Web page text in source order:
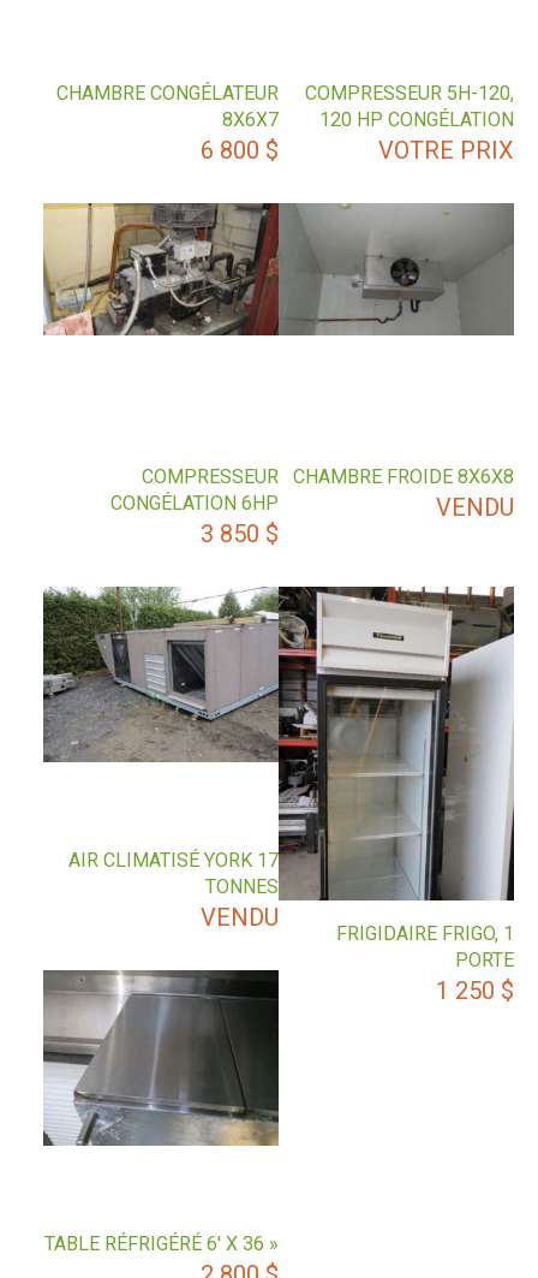
COMPRESSEUR 5H-120,
120 HP CONGÉLATION
VOTRE PRIX
CHAMBRE CONGÉLATEUR
8X6X7
6 800 $
CHAMBRE FROIDE 8X6X8
VENDU
COMPRESSEUR
CONGÉLATION 6HP
3 850 $
FRIGIDAIRE FRIGO, 1
PORTE
1 250 $
AIR CLIMATISÉ YORK 17
TONNES
VENDU
TABLE RÉFRIGÉRÉ 6′ X 36 »